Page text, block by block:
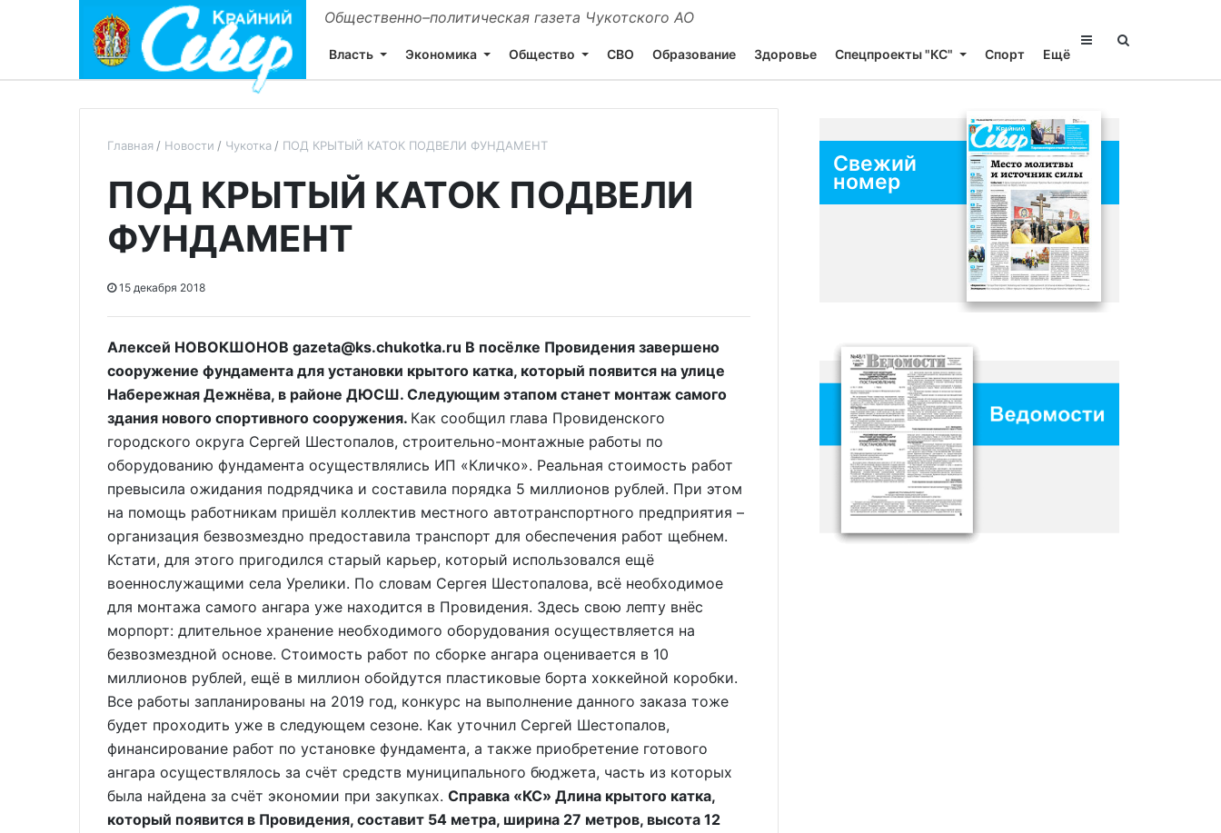
Общественно–политическая газета Чукотского АО
Власть Экономика Общество СВО Образование Здоровье Спецпроекты "КС" Спорт Ещё
Главная Новости Чукотка ПОД КРЫТЫЙ КАТОК ПОДВЕЛИ ФУНДАМЕНТ
ПОД КРЫТЫЙ КАТОК ПОДВЕЛИ
ФУНДАМЕНТ
15 декабря 2018
Алексей НОВОКШОНОВ gazeta@ks.chukotka.ru В посёлке Провидения завершено
сооружение фундамента для установки крытого катка, который появится на улице
Набережная Дежнёва, в районе ДЮСШ. Следующим этапом станет монтаж самого
здания нового спортивного сооружения. Как сообщил глава Провиденского
городского округа Сергей Шестопалов, строительно-монтажные работы по
оборудованию фундамента осуществлялись ИП «Кличко». Реальная стоимость работ
превысила ожидания подрядчика и составила порядка 5 миллионов рублей. При этом
на помощь работникам пришёл коллектив местного автотранспортного предприятия –
организация безвозмездно предоставила транспорт для обеспечения работ щебнем.
Кстати, для этого пригодился старый карьер, который использовался ещё
военнослужащими села Урелики. По словам Сергея Шестопалова, всё необходимое
для монтажа самого ангара уже находится в Провидения. Здесь свою лепту внёс
морпорт: длительное хранение необходимого оборудования осуществляется на
безвозмездной основе. Стоимость работ по сборке ангара оценивается в 10
миллионов рублей, ещё в миллион обойдутся пластиковые борта хоккейной коробки.
Все работы запланированы на 2019 год, конкурс на выполнение данного заказа тоже
будет проходить уже в следующем сезоне. Как уточнил Сергей Шестопалов,
финансирование работ по установке фундамента, а также приобретение готового
ангара осуществлялось за счёт средств муниципального бюджета, часть из которых
была найдена за счёт экономии при закупках. Справка «КС» Длина крытого катка,
который появится в Провидения, составит 54 метра, ширина 27 метров, высота 12
Свежий
номер